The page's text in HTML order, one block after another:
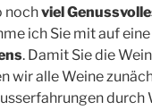
nochviel
ich Sie mit auf eine
. Damit Sie die
wir alle Weine
durch